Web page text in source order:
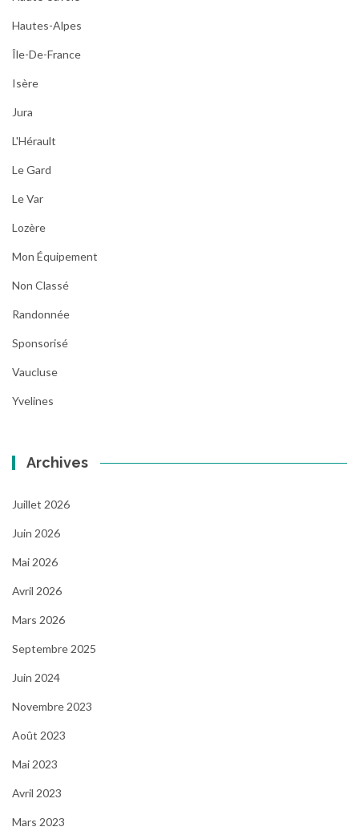
Hautes-Alpes
Île-De-France
Isère
Jura
L'Hérault
Le Gard
Le Var
Lozère
Mon Équipement
Non Classé
Randonnée
Sponsorisé
Vaucluse
Yvelines
Archives
Juillet 2026
Juin 2026
Mai 2026
Avril 2026
Mars 2026
Septembre 2025
Juin 2024
Novembre 2023
Août 2023
Mai 2023
Avril 2023
Mars 2023